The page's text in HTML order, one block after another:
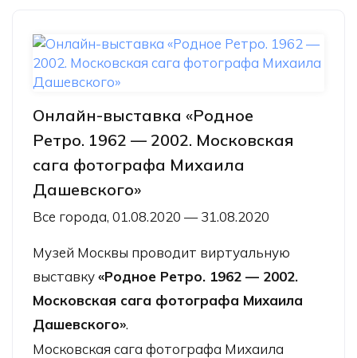
Онлайн-выставка «Родное
Ретро. 1962 — 2002. Московская
сага фотографа Михаила
Дашевского»
Все города, 01.08.2020 — 31.08.2020
Музей Москвы проводит виртуальную
выставку«Родное Ретро. 1962 — 2002.
Московская сага фотографа Михаила
Дашевского».
Московская сага фотографа Михаила